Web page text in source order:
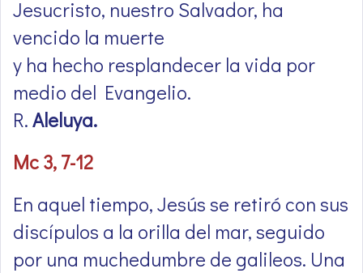
Jesucristo, nuestro Salvador, ha
vencido la muerte
y ha hecho resplandecer la vida por
medio del Evangelio.
R.Aleluya.
Mc 3, 7-12
En aquel tiempo, Jesús se retiró con sus
discípulos a la orilla del mar, seguido
por una muchedumbre de galileos. Una